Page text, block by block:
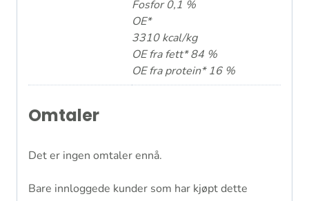
Fosfor 0,1 %
OE*
3310 kcal/kg
OE fra fett* 84 %
OE fra protein* 16 %
Omtaler
Det er ingen omtaler ennå.
Bare innloggede kunder som har kjøpt dette